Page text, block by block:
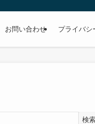
お問い合わせ プライバシ
検